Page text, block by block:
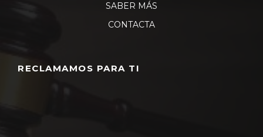
SABER MÁS
CONTACTA
RECLAMAMOS PARA TI